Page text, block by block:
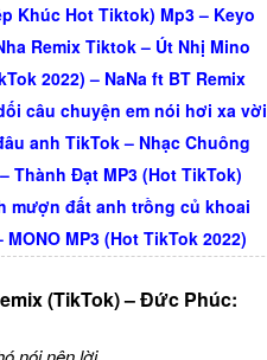
Khúc Hot Tiktok) Mp3 – Keyo
Remix Tiktok – Út Nhị Mino
2022) – NaNa ft BT Remix
câu chuyện em nói hơi xa vời
anh TikTok – Nhạc Chuông
Thành Đạt MP3 (Hot TikTok)
mượn đất anh trồng củ khoai
MP3 (Hot TikTok 2022)
(TikTok) – Đức Phúc: